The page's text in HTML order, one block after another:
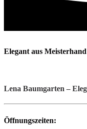
Elegant aus Meisterhand
Lena Baumgarten –
Öffnungszeiten: